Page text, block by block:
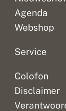
Agenda
Webshop
Service
Colofon
Disclaimer